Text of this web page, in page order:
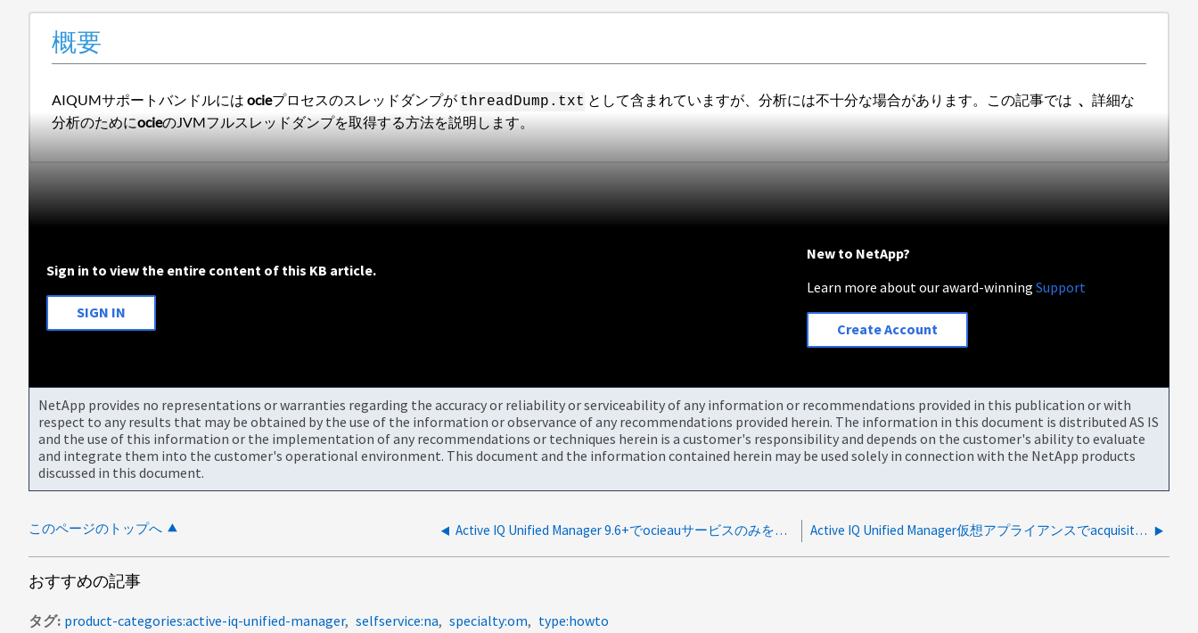
概要
AIQUMサポートバンドルには ocieプロセスのスレッドダンプが threadDump.txt として含まれていますが、分析には不十分な場合があります。この記事では
詳細な
分析のためにocieのJVMフルスレッドダンプを取得する方法を説明します。
Sign in to view the entire content of this KB article.
SIGN IN
New to NetApp?
Learn more about our award-winningSupport
Create Account
NetApp provides no representations or warranties regarding the accuracy or reliability or serviceability of any information or recommendations provided in this publication or with
respect to any results that may be obtained by the use of the information or observance of any recommendations provided herein. The information in this document is distributed AS IS
and the use of this information or the implementation of any recommendations or techniques herein is a customer's responsibility and depends on the customer's ability to evaluate
and integrate them into the customer's operational environment. This document and the information contained herein may be used solely in connection with the NetApp products
discussed in this document.
このページのトップへ Active IQ Unified Manager 9.6+でocieauサービスのみを停止する方法 Active IQ Unified Manager仮想アプライアンスでacquisition unitのJVMスレッドダンプを取得する方法
おすすめの記事
タグ product-categories:active-iq-unified-manager selfservice:na specialty:om type:howto